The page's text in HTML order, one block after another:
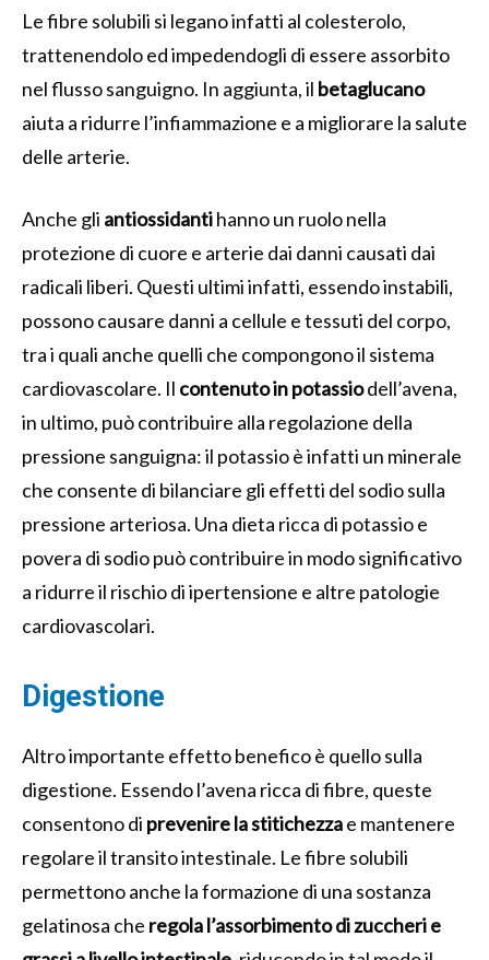
Le fibre solubili si legano infatti al colesterolo,
trattenendolo ed impedendogli di essere assorbito
nel flusso sanguigno. In aggiunta, il betaglucano
aiuta a ridurre l’infiammazione e a migliorare la salute
delle arterie.
Anche gli antiossidantihanno un ruolo nella
protezione di cuore e arterie dai danni causati dai
radicali liberi. Questi ultimi infatti, essendo instabili,
possono causare danni a cellule e tessuti del corpo,
tra i quali anche quelli che compongono il sistema
cardiovascolare. Il contenuto in potassiodell’avena,
in ultimo, può contribuire alla regolazione della
pressione sanguigna: il potassio è infatti un minerale
che consente di bilanciare gli effetti del sodio sulla
pressione arteriosa. Una dieta ricca di potassio e
povera di sodio può contribuire in modo significativo
a ridurre il rischio di ipertensione e altre patologie
cardiovascolari.
Digestione
Altro importante effetto benefico è quello sulla
digestione. Essendo l’avena ricca di fibre, queste
consentono di prevenire la stitichezzae mantenere
regolare il transito intestinale. Le fibre solubili
permettono anche la formazione di una sostanza
gelatinosa che regola l’assorbimento di zuccheri e